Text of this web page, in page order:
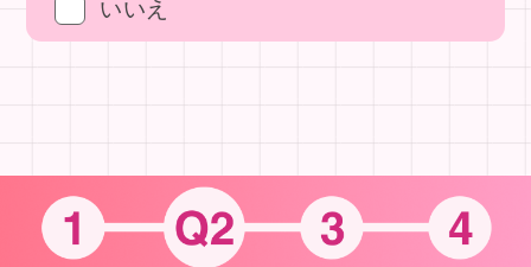
いいえ